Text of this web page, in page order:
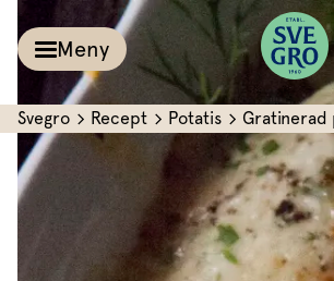
Meny
Recept
Örter &
Sallat
Svegro Recept Potatis